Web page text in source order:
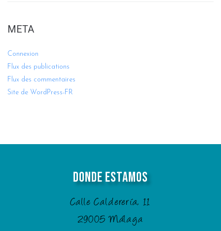
META
Connexion
Flux des publications
Flux des commentaires
Site de WordPress-FR
Donde Estamos
Calle Calderería, 11
29005 Málaga